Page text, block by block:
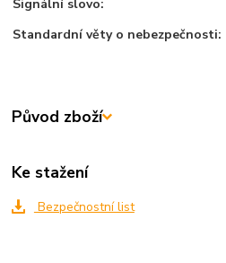
Signální slovo:
Standardní věty o nebezpečnosti:
Původ zboží
Ke stažení
Bezpečnostní list